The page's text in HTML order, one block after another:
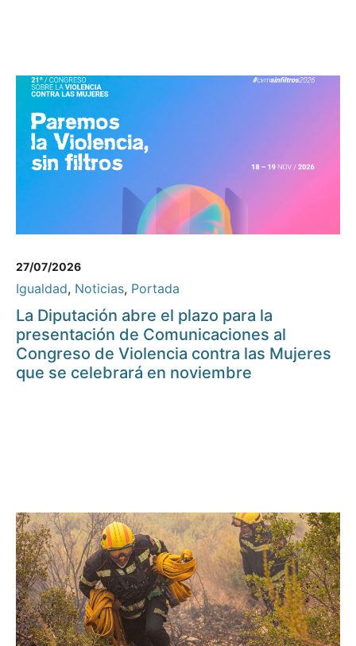
27/07/2026
Igualdad, Noticias, Portada
La Diputación abre el plazo para la
presentación de Comunicaciones al
Congreso de Violencia contra las Mujeres
que se celebrará en noviembre